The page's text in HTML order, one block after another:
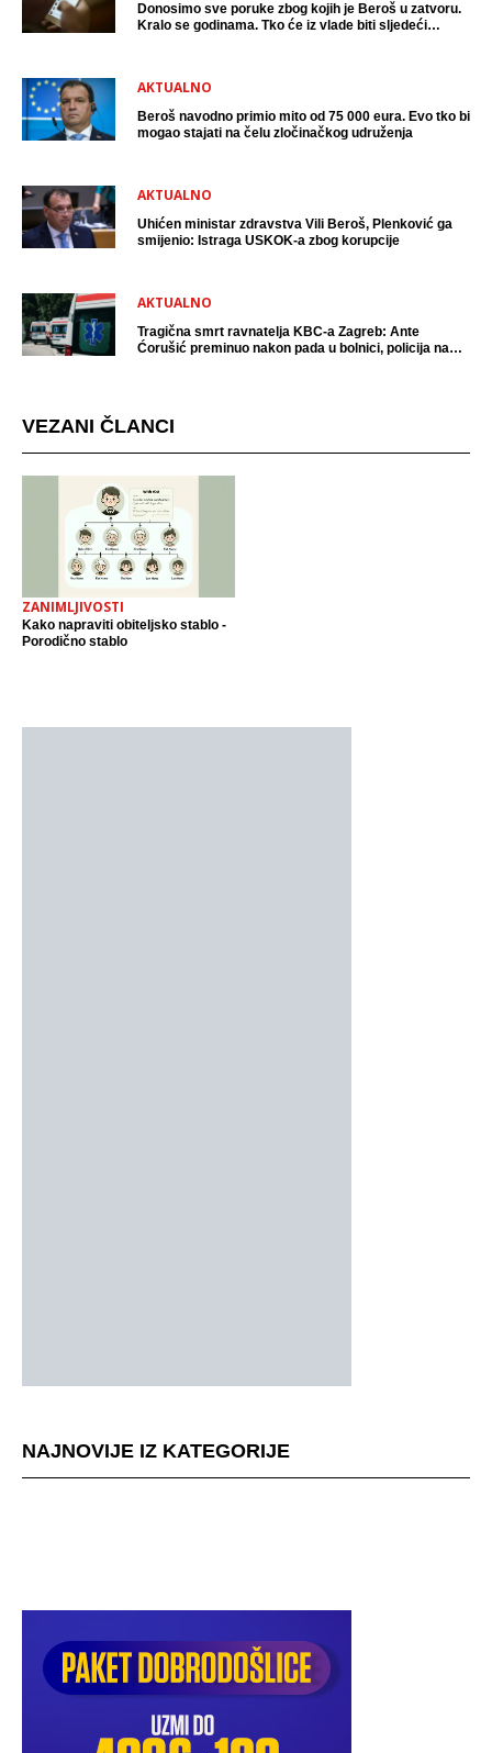
Donosimo sve poruke zbog kojih je Beroš u zatvoru.
Kralo se godinama. Tko će iz vlade biti sljedeći
AKTUALNO
Beroš navodno primio mito od 75 000 eura. Evo tko bi
mogao stajati na čelu zločinačkog udruženja
AKTUALNO
Uhićen ministar zdravstva Vili Beroš, Plenković ga
smijenio: Istraga USKOK-a zbog korupcije
AKTUALNO
Tragična smrt ravnatelja KBC-a Zagreb: Ante
Ćorušić preminuo nakon pada u bolnici, policija na
VEZANI ČLANCI
ZANIMLJIVOSTI
Kako napraviti obiteljsko stablo -
Porodično stablo
NAJNOVIJE IZ KATEGORIJE